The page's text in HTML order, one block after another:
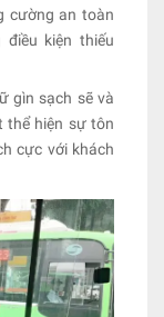
cường an toàn
kiện thiếu
gìn sạch sẽ và
thể hiện sự tôn
cực với khách